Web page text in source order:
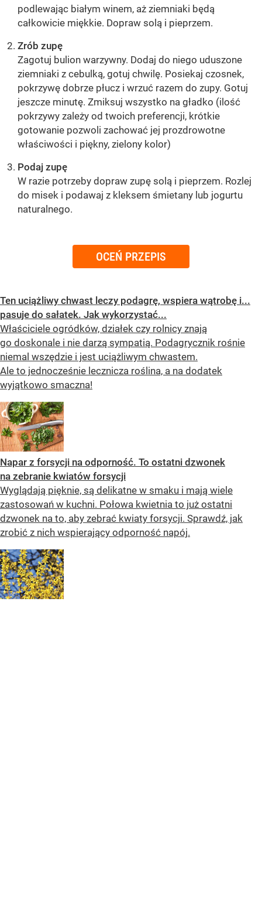
podlewając białym winem, aż ziemniaki będą
całkowicie miękkie. Dopraw solą i pieprzem.
Zrób zupę
Zagotuj bulion warzywny. Dodaj do niego uduszone
ziemniaki z cebulką, gotuj chwilę. Posiekaj czosnek,
pokrzywę dobrze płucz i wrzuć razem do zupy. Gotuj
jeszcze minutę. Zmiksuj wszystko na gładko (ilość
pokrzywy zależy od twoich preferencji, krótkie
gotowanie pozwoli zachować jej prozdrowotne
właściwości i piękny, zielony kolor)
Podaj zupę
W razie potrzeby dopraw zupę solą i pieprzem. Rozlej
do misek i podawaj z kleksem śmietany lub jogurtu
naturalnego.
OCEŃ PRZEPIS
Ten uciążliwy chwast leczy podagrę, wspiera wątrobę i...
pasuje do sałatek. Jak wykorzystać...
Właściciele ogródków, działek czy rolnicy znają
go doskonale i nie darzą sympatią. Podagrycznik rośnie
niemal wszędzie i jest uciążliwym chwastem.
Ale to jednocześnie lecznicza roślina, a na dodatek
wyjątkowo smaczna!
Napar z forsycji na odporność. To ostatni dzwonek
na zebranie kwiatów forsycji
Wyglądają pięknie, są delikatne w smaku i mają wiele
zastosowań w kuchni. Połowa kwietnia to już ostatni
dzwonek na to, aby zebrać kwiaty forsycji. Sprawdź, jak
zrobić z nich wspierający odporność napój.